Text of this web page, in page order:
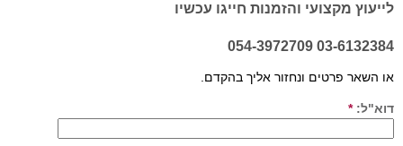
לייעוץ מקצועי והזמנות חייגו עכשיו
03-6132384 054-3972709
או השאר פרטים ונחזור אליך בהקדם.
דוא"ל:*